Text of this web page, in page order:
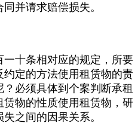
并请求赔偿损失。
十条相对应的规定，所要
定的方法使用租赁物的责
必须具体到个案判断承租
赁物的性质使用租赁物，研
之间的因果关系。